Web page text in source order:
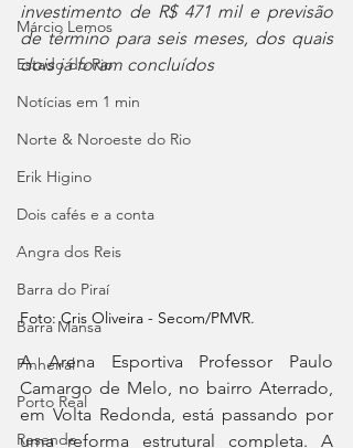
Márcio Lemos
Estado do Rio
Notícias em 1 min
Norte & Noroeste do Rio
Erik Higino
Dois cafés e a conta
Angra dos Reis
Barra do Piraí
Barra Mansa
Pinheiral
Porto Real
Resende
investimento de R$ 471 mil e previsão
de término para seis meses, dos quais
dois já foram concluídos
Foto: Cris Oliveira - Secom/PMVR.
A Arena Esportiva Professor Paulo
Camargo de Melo, no bairro Aterrado,
em Volta Redonda, está passando por
uma reforma estrutural completa. A